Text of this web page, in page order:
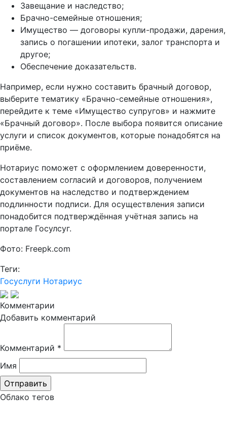
Завещание и наследство;
Брачно-семейные отношения;
Имущество — договоры купли-продажи, дарения,
запись о погашении ипотеки, залог транспорта и
другое;
Обеспечение доказательств.
Например, если нужно составить брачный договор,
выберите тематику «Брачно-семейные отношения»,
перейдите к теме «Имущество супругов» и нажмите
«Брачный договор». После выбора появится описание
услуги и список документов, которые понадобятся на
приёме.
Нотариус поможет с оформлением доверенности,
составлением согласий и договоров, получением
документов на наследство и подтверждением
подлинности подписи. Для осуществления записи
понадобится подтверждённая учётная запись на
портале Госулсуг.
Фото: Freepk.com
Теги:
Госуслуги Нотариус
Комментарии
Добавить комментарий
Комментарий *
Имя
Облако тегов